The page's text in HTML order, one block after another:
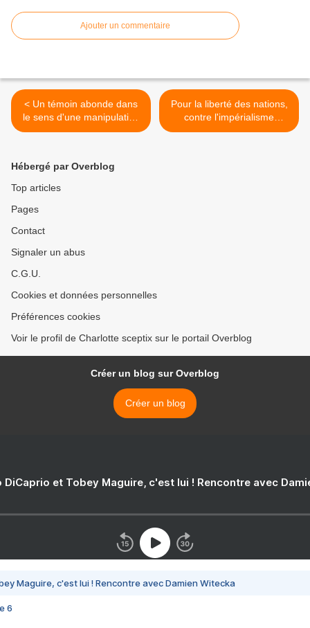
Ajouter un commentaire
< Un témoin abonde dans
le sens d'une manipulation
de la Société générale au
Pour la liberté des nations,
contre l'impérialisme
mondialiste. >
Hébergé par Overblog
Top articles
Pages
Contact
Signaler un abus
C.G.U.
Cookies et données personnelles
Préférences cookies
Voir le profil de Charlotte sceptix sur le portail Overblog
Créer un blog sur Overblog
Créer un blog
DiCaprio et Tobey Maguire, c'est lui ! Rencontre avec
Maguire, c'est lui ! Rencontre avec Damien Witecka
6